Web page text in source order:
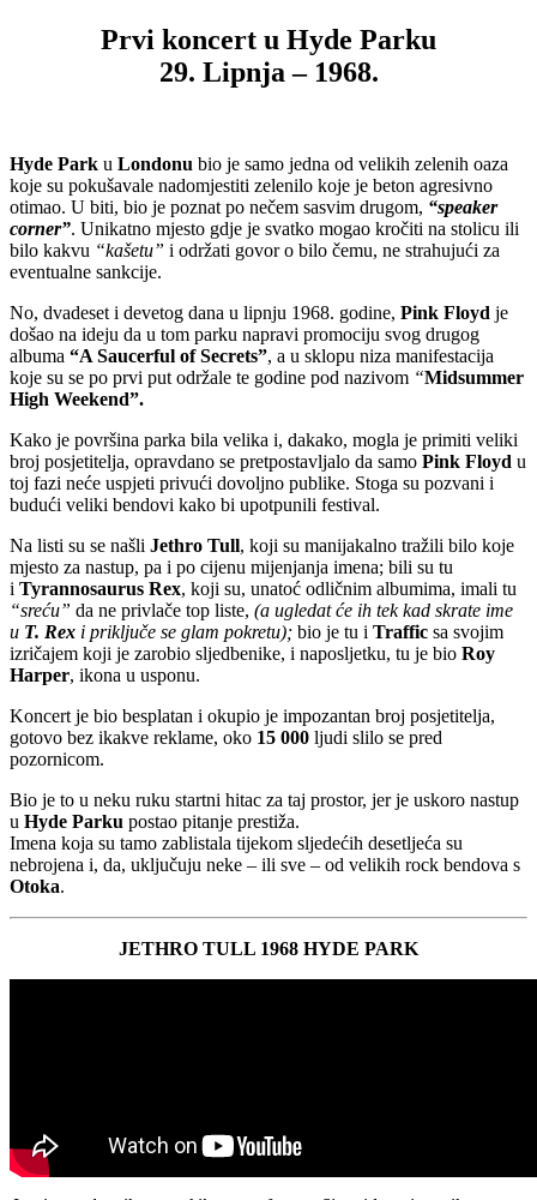
Prvi koncert u Hyde Parku
29. Lipnja – 1968.
Hyde Park u Londonu bio je samo jedna od velikih zelenih oaza
koje su pokušavale nadomjestiti zelenilo koje je beton agresivno
otimao. U biti, bio je poznat po nečem sasvim drugom, “speaker
corner”. Unikatno mjesto gdje je svatko mogao kročiti na stolicu ili
bilo kakvu “kašetu” i održati govor o bilo čemu, ne strahujući za
eventualne sankcije.
No, dvadeset i devetog dana u lipnju 1968. godine, Pink Floyd je
došao na ideju da u tom parku napravi promociju svog drugog
albuma “A Saucerful of Secrets”, a u sklopu niza manifestacija
koje su se po prvi put održale te godine pod nazivom “Midsummer
High Weekend”.
Kako je površina parka bila velika i, dakako, mogla je primiti veliki
broj posjetitelja, opravdano se pretpostavljalo da samo Pink Floyd u
toj fazi neće uspjeti privući dovoljno publike. Stoga su pozvani i
budući veliki bendovi kako bi upotpunili festival.
Na listi su se našli Jethro Tull, koji su manijakalno tražili bilo koje
mjesto za nastup, pa i po cijenu mijenjanja imena; bili su tu
i Tyrannosaurus Rex, koji su, unatoć odličnim albumima, imali tu
“sreću” da ne privlače top liste, (a ugledat će ih tek kad skrate ime
u T. Rex i priključe se glam pokretu); bio je tu i Traffic sa svojim
izričajem koji je zarobio sljedbenike, i naposljetku, tu je bio Roy
Harper, ikona u usponu.
Koncert je bio besplatan i okupio je impozantan broj posjetitelja,
gotovo bez ikakve reklame, oko 15 000 ljudi slilo se pred
pozornicom.
Bio je to u neku ruku startni hitac za taj prostor, jer je uskoro nastup
u Hyde Parku postao pitanje prestiža.
Imena koja su tamo zablistala tijekom sljedećih desetljeća su
nebrojena i, da, uključuju neke – ili sve – od velikih rock bendova s
Otoka.
JETHRO TULL 1968 HYDE PARK